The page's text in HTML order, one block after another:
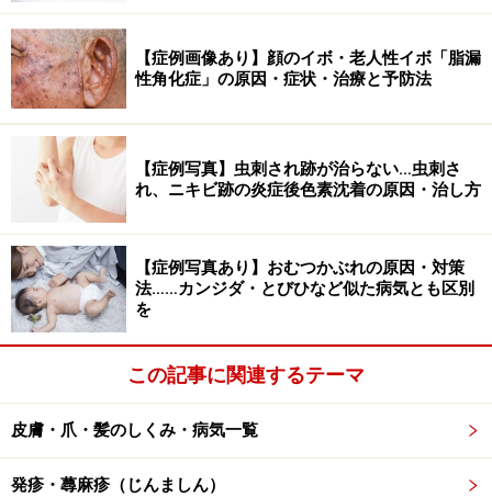
ョンよりもクリームを使うことをおすすめします。
クリームは顔にも塗れますが、顔はよりベトつきが気に
なる場所ですので、ベトつきの少ないローションがおす
すめです。肌質には個人差がありますが、ニキビができ
やすいオイリー肌の方がベトつきの強い保湿剤を使うと
ニキビができやすくなってしまうことがあります。この
場合は特にさらっとした保湿剤を使ってあげるとよいで
す。
軟膏を使った保湿剤は比較的少ないですが、代表的なも
やローションに比べて不純物が少ないので刺激性が少な
く、かぶれもほとんど気にする必要がありません。ベト
にリップ代わりに使うこともできますし、目に入っても
【症例画像あり】顔のイボ・老人性イボ「脂漏
性角化症」の原因・症状・治療と予防法
【症例写真】虫刺され跡が治らない…虫刺さ
れ、ニキビ跡の炎症後色素沈着の原因・治し方
【症例写真あり】おむつかぶれの原因・対策
法……カンジダ・とびひなど似た病気とも区別
を
この記事に関連するテーマ
皮膚・爪・髪のしくみ・病気一覧
発疹・蕁麻疹（じんましん）